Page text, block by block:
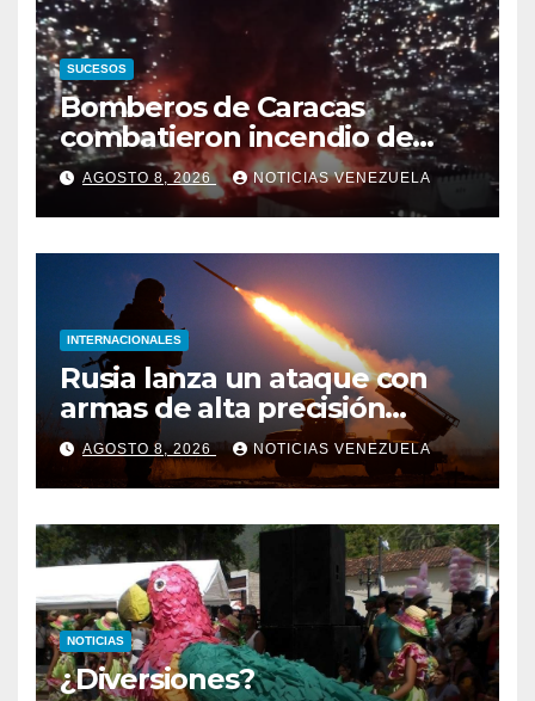
SUCESOS
Bomberos de Caracas
combatieron incendio de
gran magnitud en zona
industrial de El Llanito
AGOSTO 8, 2026 NOTICIAS VENEZUELA
INTERNACIONALES
Rusia lanza un ataque con
armas de alta precisión
contra la industria militar en
Kiev
AGOSTO 8, 2026 NOTICIAS VENEZUELA
NOTICIAS
¿Diversiones?